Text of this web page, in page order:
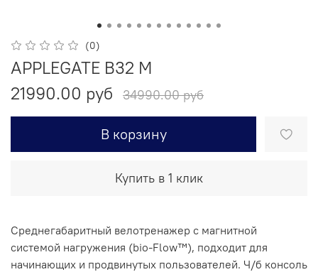
(0)
APPLEGATE B32 M
21990.00 руб
34990.00 руб
В корзину
Купить в 1 клик
Среднегабаритный велотренажер с магнитной
системой нагружения (bio-Flow™), подходит для
начинающих и продвинутых пользователей. Ч/б консоль